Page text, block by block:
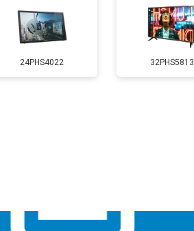
5500 ₽ Заказать
3900 ₽
24PHS4022 32PHS5813